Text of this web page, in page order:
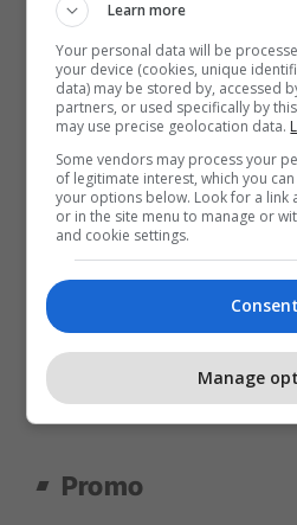
Promo
Learn more
Your personal data will be
your device (cookies, unique
data) may be stored by, accessed
partners, or used specifically by
may use precise geolocation data.
Some vendors may process your
of legitimate interest, which you
your options below. Look for a link
or in the site menu to manage or
and cookie settings.
Consent
Manage